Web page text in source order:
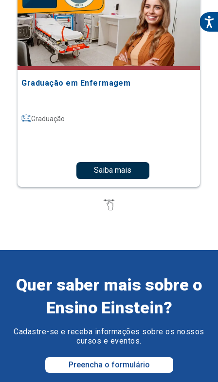
Graduação em Enfermagem
Graduação
Saiba mais
Quer saber mais sobre o
Ensino Einstein?
Cadastre-se e receba informações sobre os nossos
cursos e eventos.
Preencha o formulário